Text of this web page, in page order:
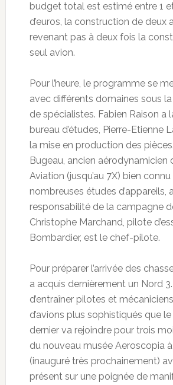
budget total est estimé entre 1
d’euros, la construction de deux
revenant pas à deux fois la
seul avion.
Pour l’heure, le programme se
avec différents domaines sous
de spécialistes. Fabien Raison a
bureau d’études, Pierre-Etienne
la mise en production des
Bugeau, ancien aérodynamicien
Aviation (jusqu’au 7X) bien
nombreuses études d’appareils,
responsabilité de la campagne
Christophe Marchand, pilote
Bombardier, est le chef-pilote.
Pour préparer l’arrivée des
a acquis dernièrement un Nord
d’entraîner pilotes et
d’avions plus sophistiqués que
dernier va rejoindre pour trois
du nouveau musée Aeroscopia
(inauguré très prochainement)
présent sur une poignée de